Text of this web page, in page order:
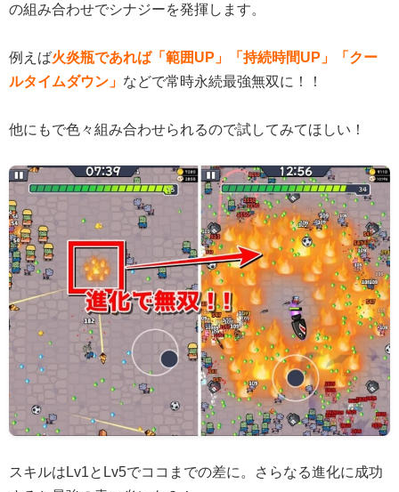
の組み合わせでシナジーを発揮します。
例えば火炎瓶であれば「範囲UP」「持続時間UP」「クー
ルタイムダウン」 などで常時永続最強無双に！！
他にもで色々組み合わせられるので試してみてほしい！
スキルはLv1とLv5でココまでの差に。さらなる進化に成功